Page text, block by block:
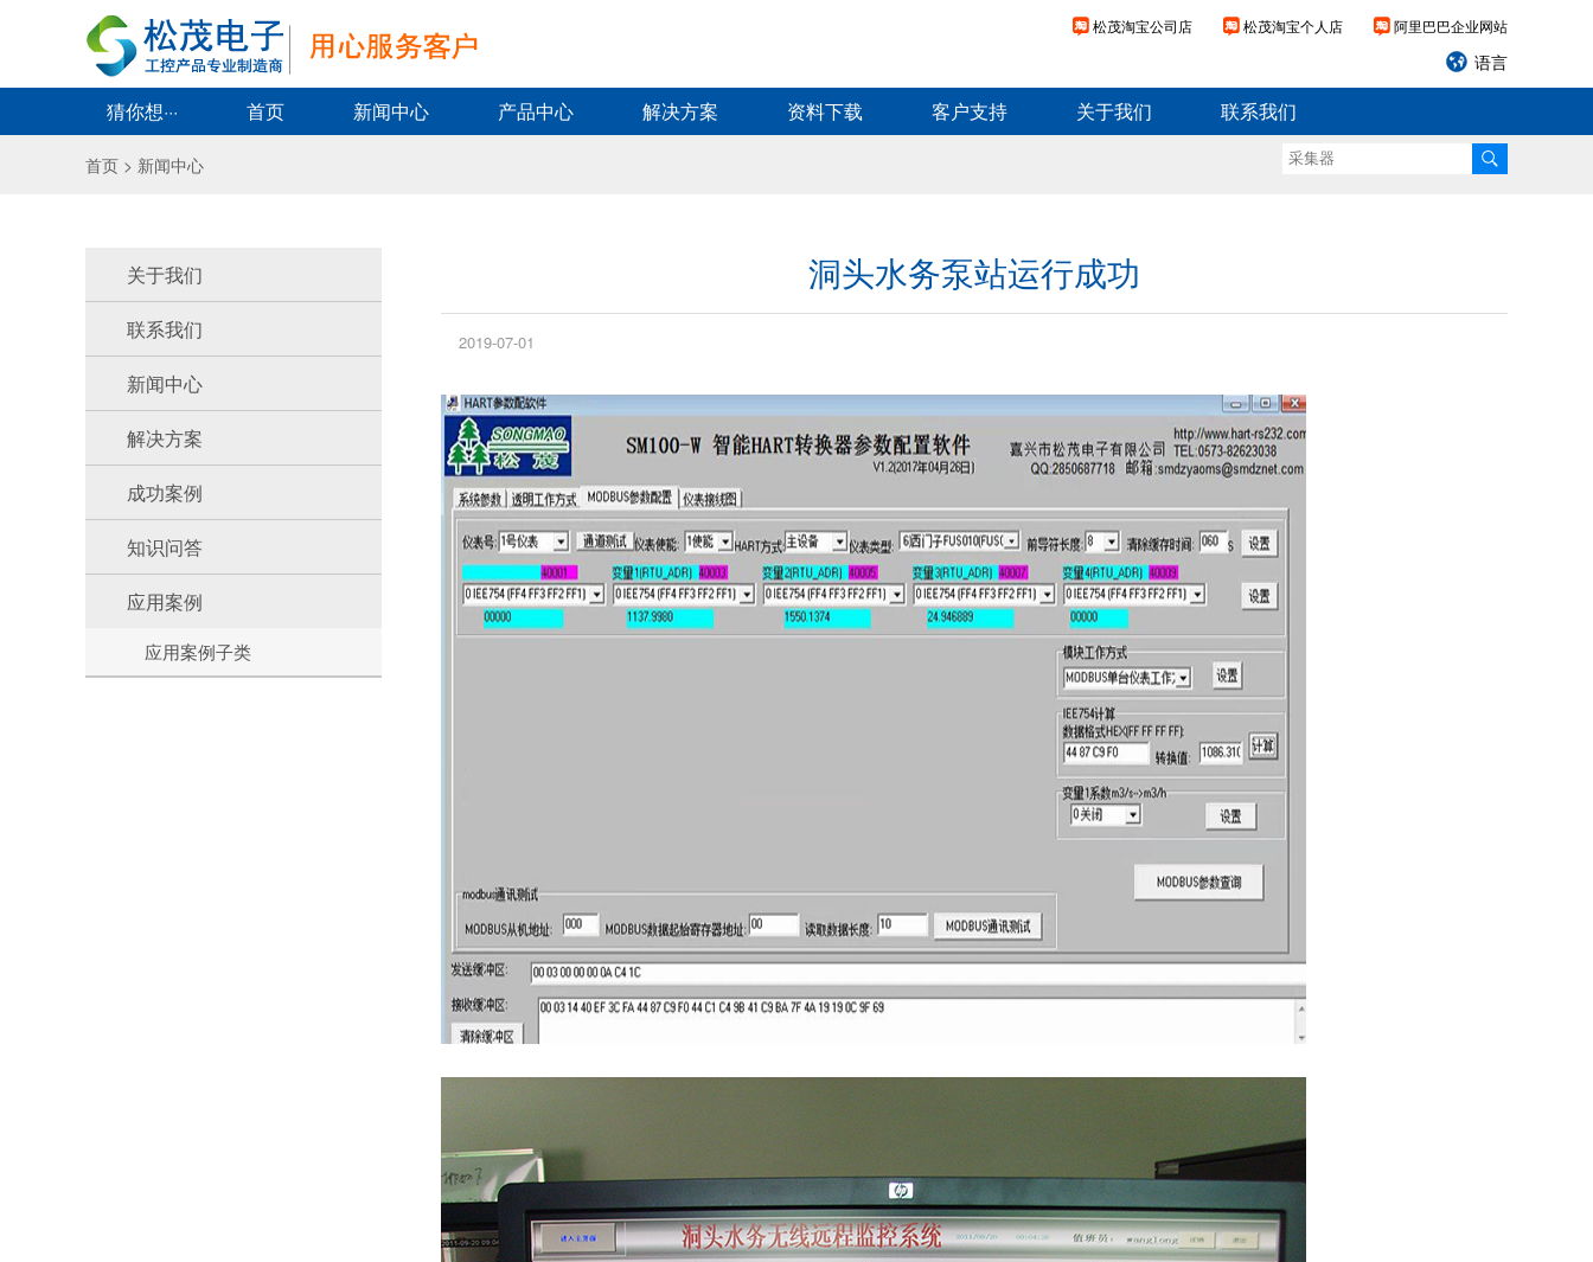
松茂淘宝公司店 松茂淘宝个人店 阿里巴巴企业网站
语言
猜你想··· 首页 新闻中心 产品中心 解决方案 资料下载 客户支持 关于我们 联系我们
首页 > 新闻中心
关于我们
联系我们
新闻中心
解决方案
成功案例
知识问答
应用案例
应用案例子类
洞头水务泵站运行成功
2019-07-01